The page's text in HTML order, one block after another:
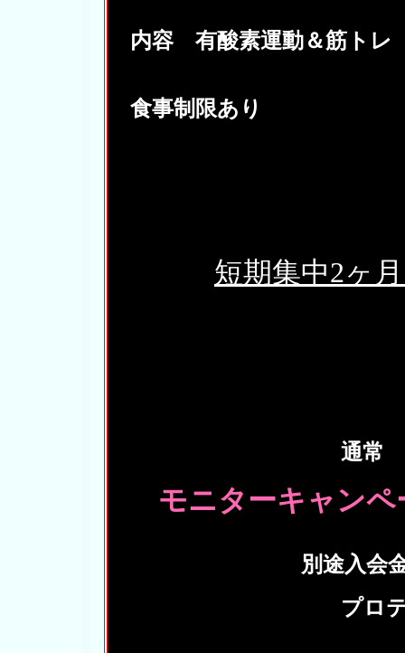
内容 有酸素運動＆筋トレ
食事制限あり
短期集中2ヶ
通常
モニターキャンペ
別途入会
プロ